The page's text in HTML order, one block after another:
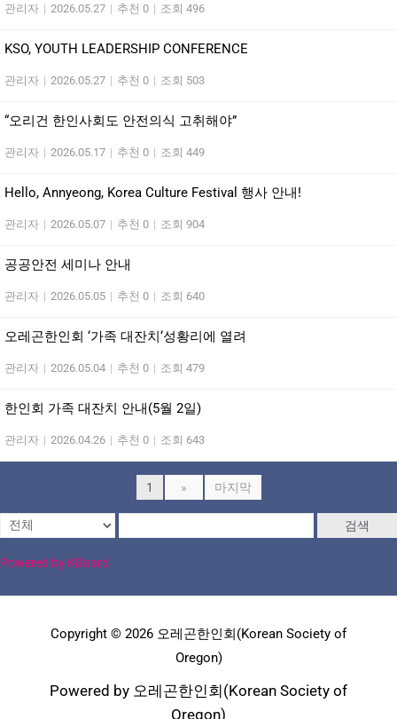
관리자 | 2026.05.27 | 추천 0 | 조회 496
KSO, YOUTH LEADERSHIP CONFERENCE
관리자 | 2026.05.27 | 추천 0 | 조회 503
“오리건 한인사회도 안전의식 고취해야”
관리자 | 2026.05.17 | 추천 0 | 조회 449
Hello, Annyeong, Korea Culture Festival 행사 안내!
관리자 | 2026.05.07 | 추천 0 | 조회 904
공공안전 세미나 안내
관리자 | 2026.05.05 | 추천 0 | 조회 640
오레곤한인회 ‘가족 대잔치‘성황리에 열려
관리자 | 2026.05.04 | 추천 0 | 조회 479
한인회 가족 대잔치 안내(5월 2일)
관리자 | 2026.04.26 | 추천 0 | 조회 643
1 » 마지막
검색
Powered by KBoard
Copyright © 2026 오레곤한인회(Korean Society of
Oregon)
Powered by 오레곤한인회(Korean Society of
Oregon)